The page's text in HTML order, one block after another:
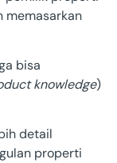
memasarkan
bisa
knowledge)
detail
properti